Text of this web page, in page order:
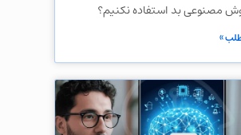
مصنوعی بد استفاده نکنیم؟
»